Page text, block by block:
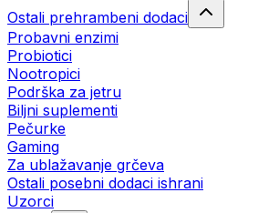
Ostali prehrambeni dodaci
Probavni enzimi
Probiotici
Nootropici
Podrška za jetru
Biljni suplementi
Pečurke
Gaming
Za ublažavanje grčeva
Ostali posebni dodaci ishrani
Uzorci